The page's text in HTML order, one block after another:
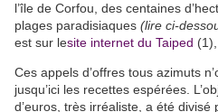
l’île de Corfou, des centaines
plages paradisiaques (lire ci-
est sur lesite internet du Taiped
Ces appels d’offres tous azimuts
jusqu’ici les recettes espérées.
d’euros, très irréaliste, a été divisé